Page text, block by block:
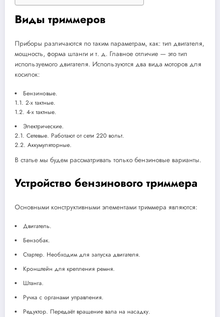
Виды триммеров
Приборы различаются по таким параметрам, как: тип двигателя,
мощность, форма штанги и т. д. Главное отличие — это тип
используемого двигателя. Используются два вида моторов для
косилок:
Бензиновые.
1.1. 2-х тактные.
1.2. 4-х тактные.
Электрические.
2.1. Сетевые. Работают от сети 220 вольт.
2.2. Аккумуляторные.
В статье мы будем рассматривать только бензиновые варианты.
Устройство бензинового триммера
Основными конструктивными элементами триммера являются:
Двигатель.
Бензобак.
Стартер. Необходим для запуска двигателя.
Кронштейн для крепления ремня.
Штанга.
Ручка с органами управления.
Редуктор. Передаёт вращение вала на насадку.